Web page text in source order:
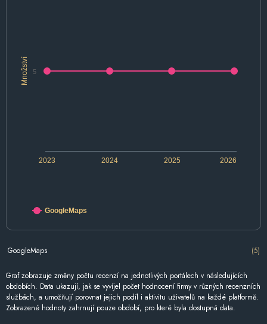
Množství
2024 2026
2023 2025
5
GoogleMaps
GoogleMaps (5)
Graf zobrazuje změny počtu recenzí na jednotlivých portálech v následujících
obdobích. Data ukazují, jak se vyvíjel počet hodnocení firmy v různých recenzních
službách, a umožňují porovnat jejich podíl i aktivitu uživatelů na každé platformě.
Zobrazené hodnoty zahrnují pouze období, pro které byla dostupná data.